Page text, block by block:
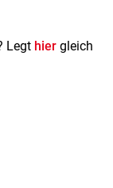
Legt hier gleich